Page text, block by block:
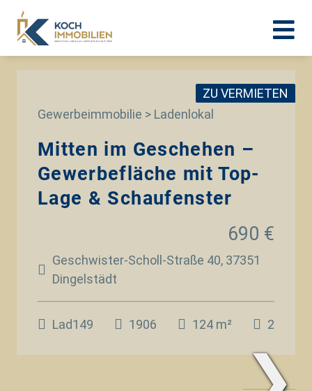
Gewerbeimmobilie > Ladenlokal
ZU VERMIETEN
Mitten im Geschehen –
Gewerbefläche mit Top-
Lage & Schaufenster
Geschwister-Scholl-Straße 40, 37351
Dingelstädt
690 €
Lad149 1906 124 m² 2